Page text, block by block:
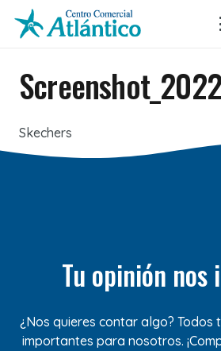
Skechers
Tu opinión nos
¿Nos quieres contar algo? Todos
importantes para nosotros.